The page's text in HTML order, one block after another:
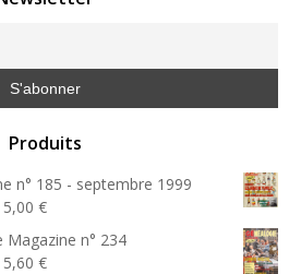
Produits
n° 185 - septembre 1999
5,00 €
Magazine n° 234
5,60 €